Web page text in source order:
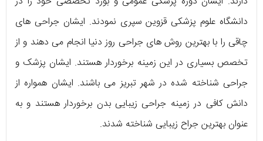
دانشگاه علوم پزشکی قزوین سپری نمودند. ایشان جراحی های
چاقی را با بهترین روش های جراحی روز دنیا انجام می دهند و از
تخصص بسیاری در این زمینه برخوردار هستند. ایشان پزشک و
جراحی شناخته شده در شهر تبریز می باشند. ایشان همواره از
دانش کافی در زمینه جراحی زیبایی بدن برخوردار هستند و به
عنوان بهترین جراح زیبایی شناخته شدند.